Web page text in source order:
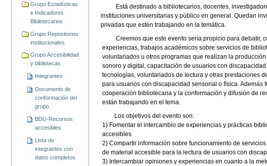
Grupo Estadísticas
e Indicadores
Bibliotecarios
Grupo Repositorios
institucionales
Grupo Accesibilidad
y bibliotecas
Integrantes
Documento de
conformación del
grupo
BDU-Recursos
accesibles
Lista de
integrantes con
datos completos
Está destinado a bibliotecarios, docentes,
instituciones universitarias y público en general. Quedan
privadas que estén trabajando en la temática.
Creemos que este evento sería propicio para debatir,
experiencias, trabajos académicos sobre servicios de
voluntariados u otros programas que realizan la producción
sonoro y digital, capacitación de usuarios con discapacidad
tecnologías, voluntariados de lectura y otras prestaciones
para usuarios con discapacidad sensorial o física. Además
cooperación bibliotecaria y la conformación y difusión de
están trabajando en el tema.
Los objetivos del evento son:
1) Fomentar el intercambio de experiencias y prácticas
accesibles
2) Compartir información sobre funcionamiento de
de material accesible para la lectura de usuarios con
3) Intercambiar opiniones y experiencias en cuanto a la